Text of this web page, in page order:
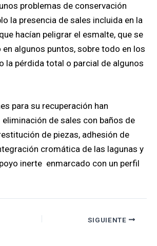
problemas de conservación
la presencia de sales incluida en la
hacían peligrar el esmalte, que se
en algunos puntos, sobre todo en los
la pérdida total o parcial de algunos
para su recuperación han
de sales con baños de
de piezas, adhesión de
cromática de las lagunas y
inerte enmarcado con un perfil
SIGUIENTE